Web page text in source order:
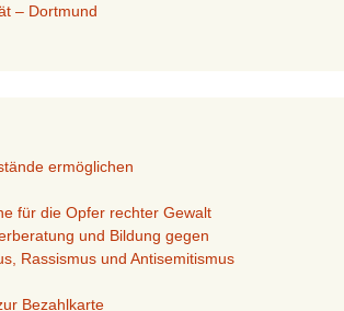
– Dortmund
ermöglichen
für die Opfer rechter Gewalt
und Bildung gegen
Rassismus und Antisemitismus
Bezahlkarte